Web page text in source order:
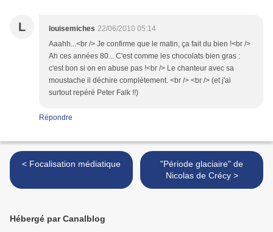
L louisemiches 22/06/2010 05:14
Aaahh...<br /> Je confirme que le matin, ça fait du bien !<br />
Ah ces années 80... C'est comme les chocolats bien gras :
c'est bon si on en abuse pas !<br /> Le chanteur avec sa
moustache il déchire complètement. <br /> <br /> (et j'ai
surtout repéré Peter Falk !!)
Répondre
< Focalisation médiatique
"Période glaciaire" de
Nicolas de Crécy >
Hébergé par Canalblog